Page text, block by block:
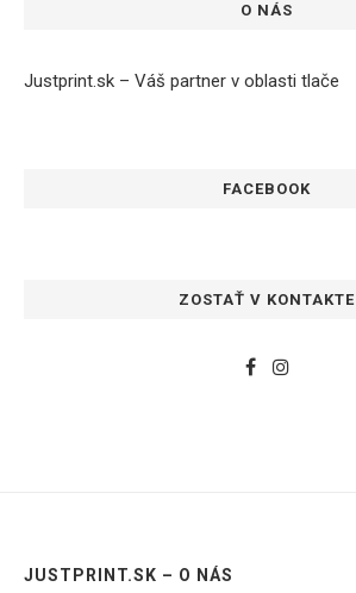
O NÁS
Justprint.sk – Váš partner v oblasti tlače
FACEBOOK
ZOSTAŤ V KONTAKTE
JUSTPRINT.SK – O NÁS